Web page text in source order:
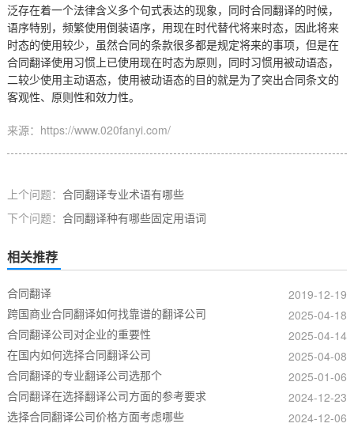
泛存在着一个法律含义多个句式表达的现象，同时合同翻译的时候，
语序特别，频繁使用倒装语序，用现在时代替代将来时态，因此将来
时态的使用较少，虽然合同的条款很多都是规定将来的事项，但是在
合同翻译使用习惯上已使用现在时态为原则，同时习惯用被动语态，
二较少使用主动语态，使用被动语态的目的就是为了突出合同条文的
客观性、原则性和效力性。
来源：https://www.020fanyi.com/
上个问题： 合同翻译专业术语有哪些
下个问题： 合同翻译种有哪些固定用语词
相关推荐
合同翻译
2019-12-19
跨国商业合同翻译如何找靠谱的翻译公司
2025-04-18
合同翻译公司对企业的重要性
2025-04-14
在国内如何选择合同翻译公司
2025-04-08
合同翻译的专业翻译公司选那个
2025-01-06
合同翻译在选择翻译公司方面的参考要求
2024-12-23
选择合同翻译公司价格方面考虑哪些
2024-12-06